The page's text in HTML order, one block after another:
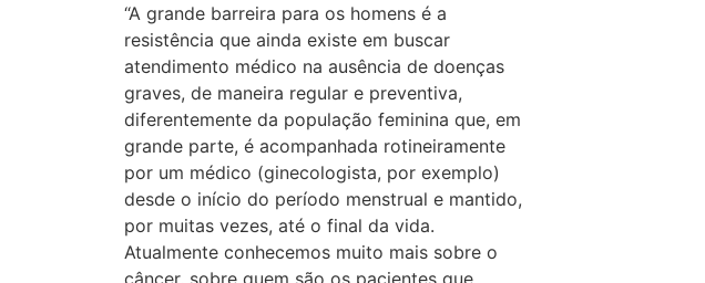
“A grande barreira para os homens é a
resistência que ainda existe em buscar
atendimento médico na ausência de doenças
graves, de maneira regular e preventiva,
diferentemente da população feminina que, em
grande parte, é acompanhada rotineiramente
por um médico (ginecologista, por exemplo)
desde o início do período menstrual e mantido,
por muitas vezes, até o final da vida.
Atualmente conhecemos muito mais sobre o
câncer, sobre quem são os pacientes que